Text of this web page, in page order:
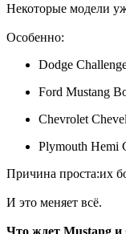
Некоторые модели
Особенно:
Dodge
Ford Mustang
Chevrolet
Plymouth Hemi
Причина проста:их
И это меняет всё.
Что ждет Mustang